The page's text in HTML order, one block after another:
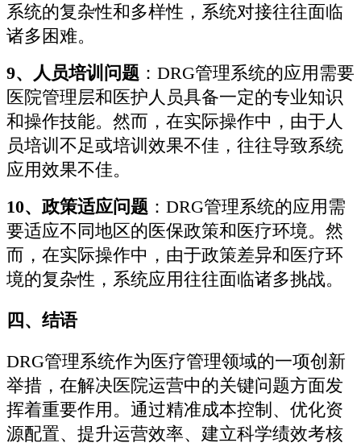
系统的复杂性和多样性，系统对接往往面临
诸多困难。
9、人员培训问题 ：DRG管理系统的应用需要
医院管理层和医护人员具备一定的专业知识
和操作技能。然而，在实际操作中，由于人
员培训不足或培训效果不佳，往往导致系统
应用效果不佳。
10、政策适应问题 ：DRG管理系统的应用需
要适应不同地区的医保政策和医疗环境。然
而，在实际操作中，由于政策差异和医疗环
境的复杂性，系统应用往往面临诸多挑战。
四、结语
DRG管理系统作为医疗管理领域的一项创新
举措，在解决医院运营中的关键问题方面发
挥着重要作用。通过精准成本控制、优化资
源配置、提升运营效率、建立科学绩效考核